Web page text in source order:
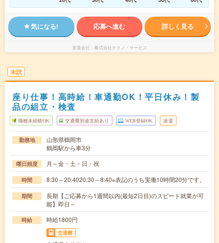
気になる! 応募へ進む 詳しく見る
派遣会社 株式会社テクノ・サービス
未読
座り仕事！高時給！車通勤OK！平日休み！製
品の組立・検査
職種未経験OK 交通費別途支給あり WEB登録OK 派遣
勤務地
山形県鶴岡市
鶴岡駅から車3分
曜日頻度 月～金・土・日・祝
時間 8:30～20:4020:30～8:40※表記のうち実働10時間20分です。
期間
長期【ご応募から1週間以内(最短2日目)のスピード就業が可
能】即日～
時給 時給1800円
交通費